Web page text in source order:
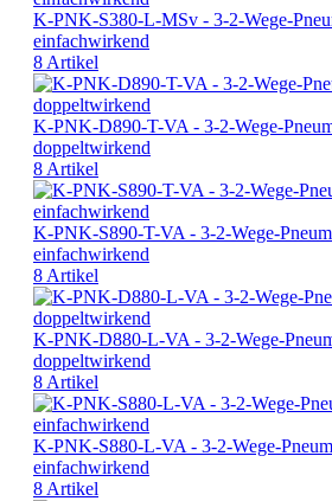
K-PNK-S380-L-MSv - 3-2-Wege-
einfachwirkend
8 Artikel
K-PNK-D890-T-VA - 3-2-Wege-
doppeltwirkend
8 Artikel
K-PNK-S890-T-VA - 3-2-Wege-
einfachwirkend
8 Artikel
K-PNK-D880-L-VA - 3-2-Wege-
doppeltwirkend
8 Artikel
K-PNK-S880-L-VA - 3-2-Wege-
einfachwirkend
8 Artikel